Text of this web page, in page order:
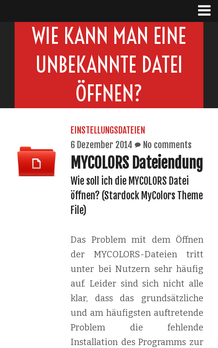
WIE KANN MAN EINE
UNBEKANNTE DATEI
ÖFFNEN?
EINSTELLUNGSDATEIEN
6 Dezember 2014
No comments
MYCOLORS Dateiendung
Wie soll ich die MYCOLORS Datei
öffnen? (Stardock MyColors Theme
File)
Das Problem mit dem Öffnen
der MYCOLORS-Dateien tritt
unter bei Nutzern sehr häufig
auf. Leider sind sich nicht alle
klar, dass das grundsätzliche
und am häufigsten auftretende
Problem die fehlende
Installation des Programms zur